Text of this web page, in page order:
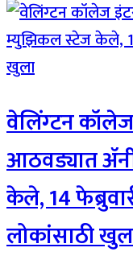
वेलिंग्टन
आठवड्यात
केले, 14
लोकांसाठी